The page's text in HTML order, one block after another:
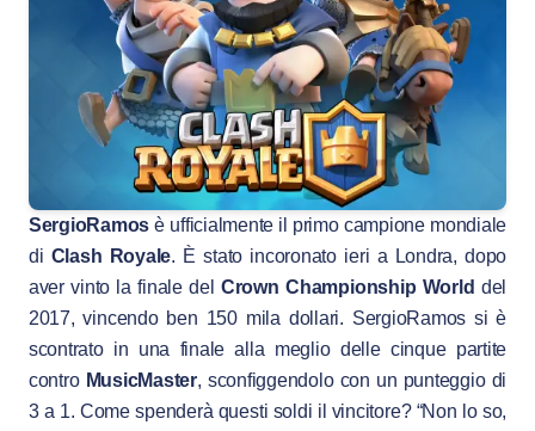
SergioRamos è ufficialmente il primo campione mondiale
di Clash Royale. È stato incoronato ieri a Londra, dopo
aver vinto la finale del Crown Championship World del
2017, vincendo ben 150 mila dollari. SergioRamos si è
scontrato in una finale alla meglio delle cinque partite
contro MusicMaster, sconfiggendolo con un punteggio di
3 a 1. Come spenderà questi soldi il vincitore? “Non lo so,